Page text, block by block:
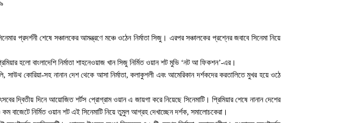
প্রদর্শনী শেষে সঞ্চালকের আমন্ত্রণে মঞ্চে ওঠেন নির্মাতা সিজু। এরপর সঞ্চালকের প্রশ্নের জবাবে সিনেমা নিয়ে
হলো বাংলাদেশি নির্মাতা শাহনেওয়াজ খান সিজু নির্মিত ওয়ান শট মুভি ‘নট আ ফিকশন’-এর।
সাউথ কোরিয়া-সহ নানান দেশ থেকে আসা নির্মাতা, কলাকুশলী এবং আমেরিকান দর্শকদের করতালিতে মুখর হয়ে ওঠে
দ্বিতীয় দিনে আয়োজিত শর্টস প্রোগ্রাম ওয়ান এ জায়গা করে নিয়েছে সিনেমাটি। প্রিমিয়ার শেষে নানান দেশের
বাজেটে নির্মিত ওয়ান শট এই সিনেমাটি নিয়ে তুমুল আগ্রহ দেখাচ্ছেন দর্শক, সমালোচকেরা।